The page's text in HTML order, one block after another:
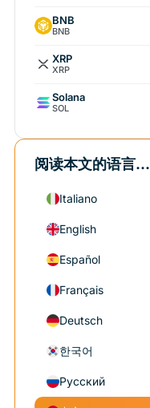
BNB
BNB
XRP
XRP
Solana
SOL
阅读本文的语言...
Italiano
English
Español
Français
Deutsch
한국어
Русский